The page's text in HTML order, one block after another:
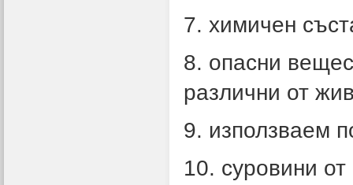
7. химичен
8. опасни
различни от
9. използваем
10. суровини